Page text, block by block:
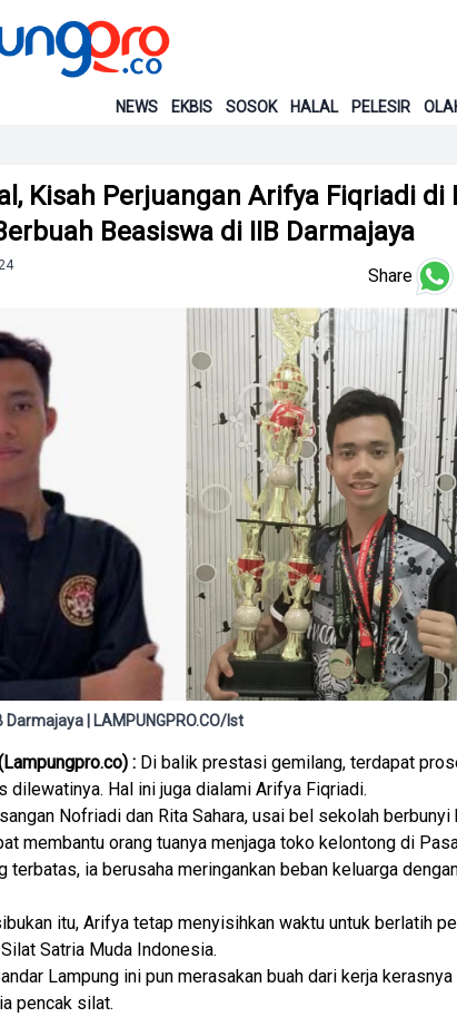
NEWS EKBIS SOSOK HALAL PELESIR
Kisah Perjuangan Arifya Fiqriadi di
Beasiswa di IIB Darmajaya
Share
| LAMPUNGPRO.CO/Ist
: Di balik prestasi gemilang, terdapat
dilewatinya. Hal ini juga dialami Arifya Fiqriadi.
Nofriadi dan Rita Sahara, usai bel sekolah berbunyi
membantu orang tuanya menjaga toko kelontong di
terbatas, ia berusaha meringankan beban keluarga
itu, Arifya tetap menyisihkan waktu untuk berlatih
Satria Muda Indonesia.
Lampung ini pun merasakan buah dari kerja
pencak silat.